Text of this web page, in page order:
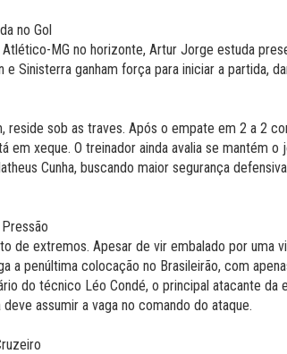
no Gol
MG no horizonte, Artur Jorge estuda
e Sinisterra ganham força para iniciar a partida,
reside sob as traves. Após o empate em 2 a 2
em xeque. O treinador ainda avalia se mantém o
Cunha, buscando maior segurança
de extremos. Apesar de vir embalado por uma
a penúltima colocação no Brasileirão, com
do técnico Léo Condé, o principal atacante da
assumir a vaga no comando do ataque.